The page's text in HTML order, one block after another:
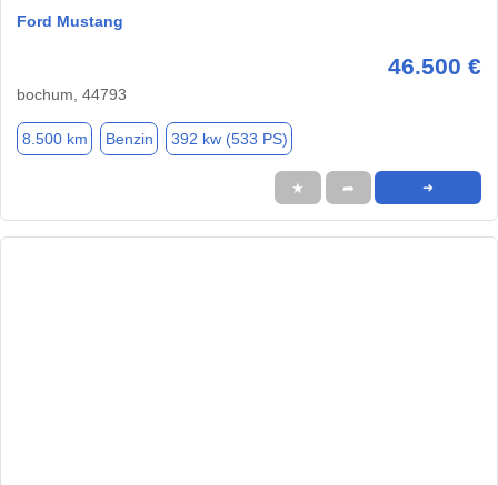
Ford Mustang
46.500 €
bochum, 44793
8.500 km Benzin 392 kw (533 PS)
★ ➦ ➜